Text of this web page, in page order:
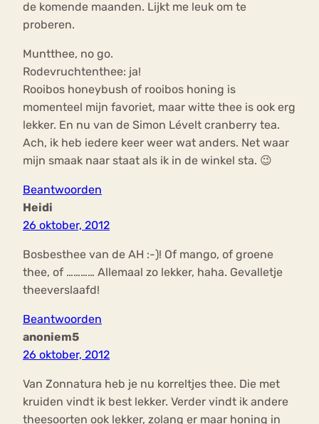
de komende maanden. Lijkt me leuk om te
proberen.
Muntthee, no go.
Rodevruchtenthee: ja!
Rooibos honeybush of rooibos honing is
momenteel mijn favoriet, maar witte thee is ook erg
lekker. En nu van de Simon Lévelt cranberry tea.
Ach, ik heb iedere keer weer wat anders. Net waar
mijn smaak naar staat als ik in de winkel sta. 😉
Beantwoorden
Heidi
26 oktober, 2012
Bosbesthee van de AH :-)! Of mango, of groene
thee, of ………… Allemaal zo lekker, haha. Gevalletje
theeverslaafd!
Beantwoorden
anoniem5
26 oktober, 2012
Van Zonnatura heb je nu korreltjes thee. Die met
kruiden vindt ik best lekker. Verder vindt ik andere
theesoorten ook lekker, zolang er maar honing in